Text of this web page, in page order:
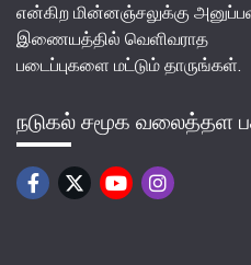
என்கிற மின்னஞ்சலுக்கு
இணையத்தில் வெளிவராத
படைப்புகளை மட்டும் தாருங்கள்.
நடுகல் சமூக வலைத்தள